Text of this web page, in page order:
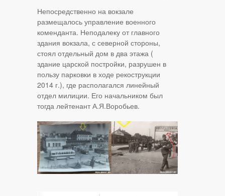
Непосредственно на вокзале
размещалось управление военного
коменданта. Неподалеку от главного
здания вокзала, с северной стороны,
стоял отдельный дом в два этажа (
здание царской постройки, разрушен в
пользу парковки в ходе рекострукции
2014 г.), где располагался линейный
отдел милиции. Его начальником был
тогда лейтенант А.Я.Воробьев.